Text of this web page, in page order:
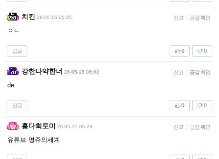
치킨 26-05-15 05:35 신고 | 공감 확인
ㅇㄷ
답글 0
0
강한나약한너 26-05-15 06:02 신고 | 공감 확인
de
답글 0
0
홍다희토미 26-05-15 06:29 신고 | 공감 확인
유튜브 영쥬의세계